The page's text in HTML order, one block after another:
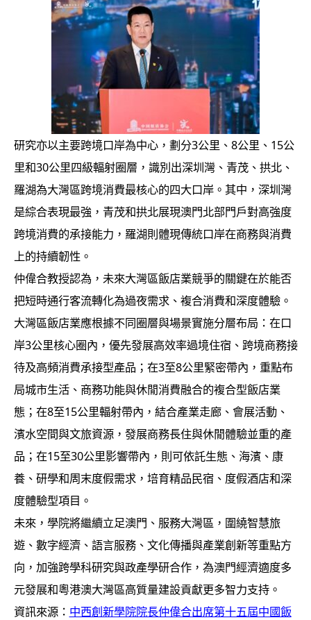
研究亦以主要跨境口岸為中心，劃分3公里、8公里、15公
里和30公里四級輻射圈層，識別出深圳灣、青茂、拱北、
羅湖為大灣區跨境消費最核心的四大口岸。其中，深圳灣
是綜合表現最強，青茂和拱北展現澳門北部門戶對高強度
跨境消費的承接能力，羅湖則體現傳統口岸在商務與消費
上的持續韌性。
仲偉合教授認為，未來大灣區飯店業競爭的關鍵在於能否
把短時通行客流轉化為過夜需求、複合消費和深度體驗。
大灣區飯店業應根據不同圈層與場景實施分層布局：在口
岸3公里核心圈內，優先發展高效率過境住宿、跨境商務接
待及高頻消費承接型產品；在3至8公里緊密帶內，重點布
局城市生活、商務功能與休閒消費融合的複合型飯店業
態；在8至15公里輻射帶內，結合產業走廊、會展活動、
濱水空間與文旅資源，發展商務長住與休閒體驗並重的產
品；在15至30公里影響帶內，則可依託生態、海濱、康
養、研學和周末度假需求，培育精品民宿、度假酒店和深
度體驗型項目。
未來，學院將繼續立足澳門、服務大灣區，圍繞智慧旅
遊、數字經濟、語言服務、文化傳播與產業創新等重點方
向，加強跨學科研究與政產學研合作，為澳門經濟適度多
元發展和粵港澳大灣區高質量建設貢獻更多智力支持。
資訊來源： 中西創新學院院長仲偉合出席第十五屆中國飯